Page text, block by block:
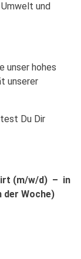
und
unser hohes
unserer
Du Dir
(m/w/d) – in
der Woche)